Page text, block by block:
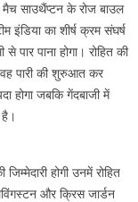
साउथैंप्टन के रोज बाउल
का शीर्ष क्रम संघर्ष
पाना होगा। रोहित की
पारी की शुरुआत कर
होगा जबकि गेंदबाजी में
है।
होगी उनमें रोहित
और क्रिस जार्डन